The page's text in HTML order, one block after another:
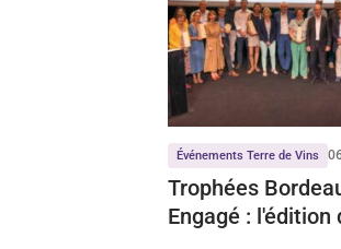
Événements Terre de Vins
Trophées
Engagé :